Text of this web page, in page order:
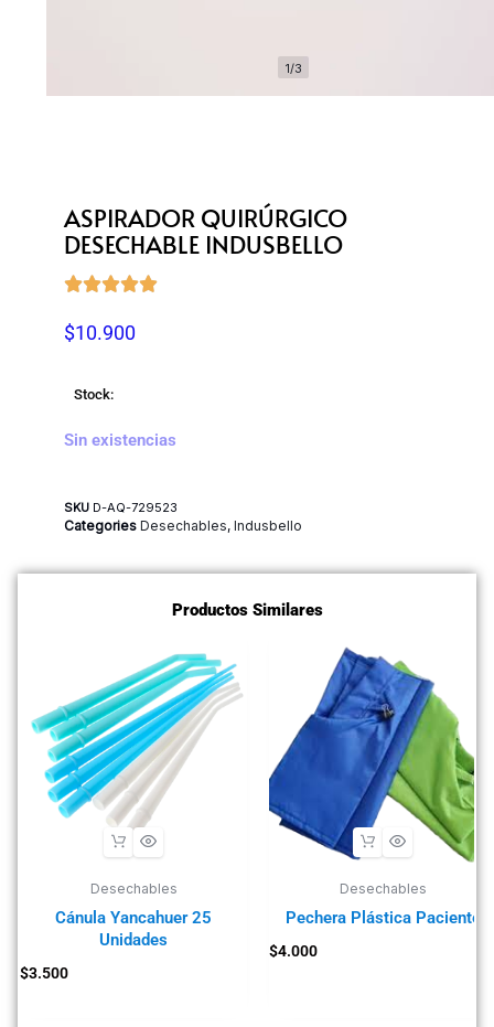
1/3
ASPIRADOR QUIRÚRGICO
DESECHABLE INDUSBELLO

$10.900
Stock:
Sin existencias
SKU D-AQ-729523
Categories Desechables, Indusbello
Productos Similares
Desechables
Cánula Yancahuer 25
Unidades
$3.500
Desechables
Pechera Plástica Paciente
$4.000